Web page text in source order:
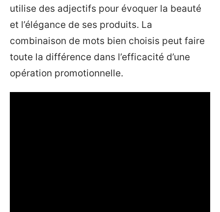
utilise des adjectifs pour évoquer la beauté
et l’élégance de ses produits. La
combinaison de mots bien choisis peut faire
toute la différence dans l’efficacité d’une
opération promotionnelle.